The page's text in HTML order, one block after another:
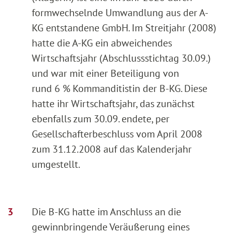
formwechselnde Umwandlung aus der A-
KG entstandene GmbH. Im Streitjahr (2008)
hatte die A-KG ein abweichendes
Wirtschaftsjahr (Abschlussstichtag 30.09.)
und war mit einer Beteiligung von
rund 6 % Kommanditistin der B-KG. Diese
hatte ihr Wirtschaftsjahr, das zunächst
ebenfalls zum 30.09. endete, per
Gesellschafterbeschluss vom April 2008
zum 31.12.2008 auf das Kalenderjahr
umgestellt.
Die B-KG hatte im Anschluss an die
gewinnbringende Veräußerung eines